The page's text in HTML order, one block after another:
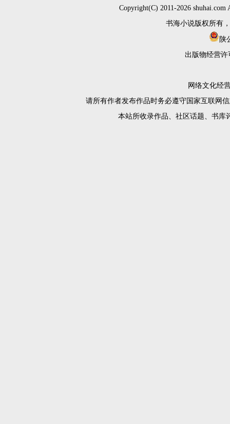
Copyright(C) 2011-2026
书海小说版权所有
陕
出版物经营许
网络文化经
请所有作者发布作品时务必遵守国家互联网
本站所收录作品、社区话题、书库